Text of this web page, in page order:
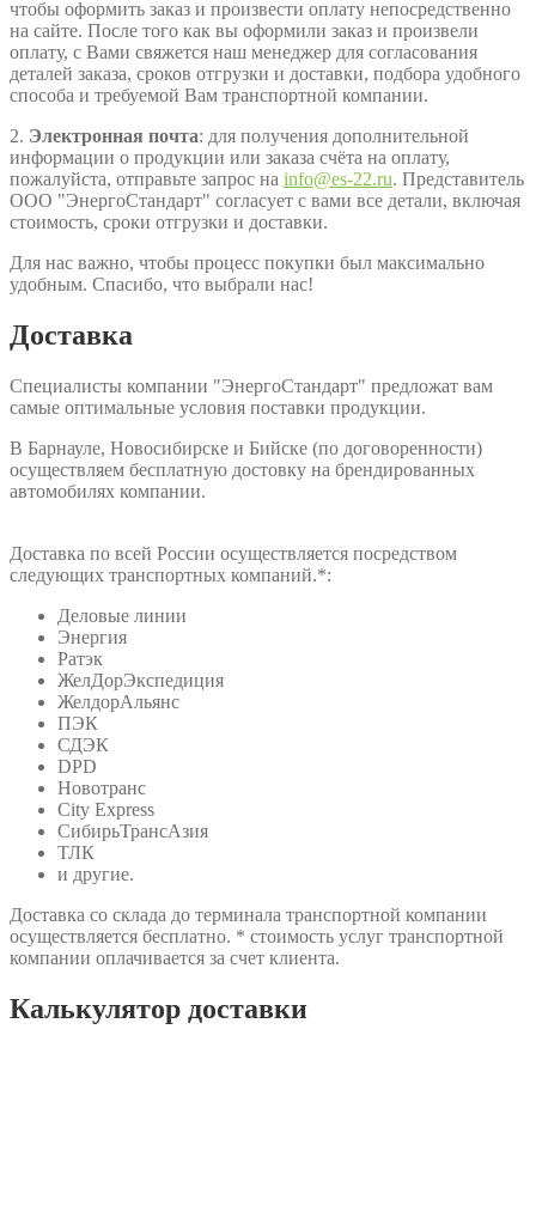
чтобы оформить заказ и произвести оплату непосредственно
на сайте. После того как вы оформили заказ и произвели
оплату, с Вами свяжется наш менеджер для согласования
деталей заказа, сроков отгрузки и доставки, подбора удобного
способа и требуемой Вам транспортной компании.
2. Электронная почта: для получения дополнительной
информации о продукции или заказа счёта на оплату,
пожалуйста, отправьте запрос на info@es-22.ru. Представитель
ООО "ЭнергоСтандарт" согласует с вами все детали, включая
стоимость, сроки отгрузки и доставки.
Для нас важно, чтобы процесс покупки был максимально
удобным. Спасибо, что выбрали нас!
Доставка
Специалисты компании "ЭнергоСтандарт" предложат вам
самые оптимальные условия поставки продукции.
В Барнауле, Новосибирске и Бийске (по договоренности)
осуществляем бесплатную достовку на брендированных
автомобилях компании.
Доставка по всей России осуществляется посредством
следующих транспортных компаний.*:
Деловые линии
Энергия
Ратэк
ЖелДорЭкспедиция
ЖелдорАльянс
ПЭК
СДЭК
DPD
Новотранс
City Express
СибирьТрансАзия
ТЛК
и другие.
Доставка со склада до терминала транспортной компании
осуществляется бесплатно. * стоимость услуг транспортной
компании оплачивается за счет клиента.
Калькулятор доставки